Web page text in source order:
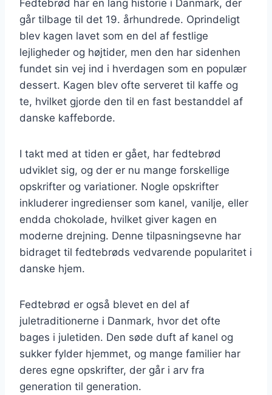
Fedtebrød har en lang historie i Danmark, der
går tilbage til det 19. århundrede. Oprindeligt
blev kagen lavet som en del af festlige
lejligheder og højtider, men den har sidenhen
fundet sin vej ind i hverdagen som en populær
dessert. Kagen blev ofte serveret til kaffe og
te, hvilket gjorde den til en fast bestanddel af
danske kaffeborde.
I takt med at tiden er gået, har fedtebrød
udviklet sig, og der er nu mange forskellige
opskrifter og variationer. Nogle opskrifter
inkluderer ingredienser som kanel, vanilje, eller
endda chokolade, hvilket giver kagen en
moderne drejning. Denne tilpasningsevne har
bidraget til fedtebrøds vedvarende popularitet i
danske hjem.
Fedtebrød er også blevet en del af
juletraditionerne i Danmark, hvor det ofte
bages i juletiden. Den søde duft af kanel og
sukker fylder hjemmet, og mange familier har
deres egne opskrifter, der går i arv fra
generation til generation.